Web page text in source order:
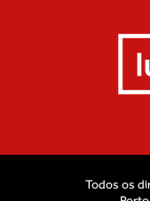
Todos os